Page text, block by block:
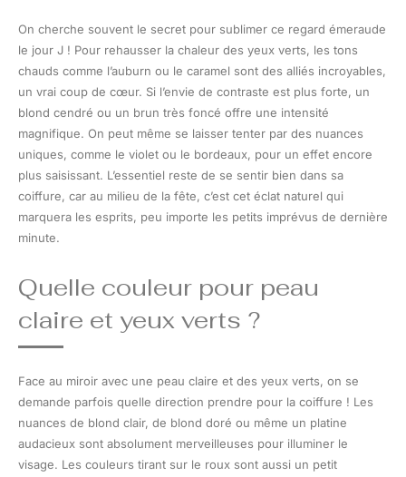
On cherche souvent le secret pour sublimer ce regard émeraude
le jour J ! Pour rehausser la chaleur des yeux verts, les tons
chauds comme l’auburn ou le caramel sont des alliés incroyables,
un vrai coup de cœur. Si l’envie de contraste est plus forte, un
blond cendré ou un brun très foncé offre une intensité
magnifique. On peut même se laisser tenter par des nuances
uniques, comme le violet ou le bordeaux, pour un effet encore
plus saisissant. L’essentiel reste de se sentir bien dans sa
coiffure, car au milieu de la fête, c’est cet éclat naturel qui
marquera les esprits, peu importe les petits imprévus de dernière
minute.
Quelle couleur pour peau
claire et yeux verts ?
Face au miroir avec une peau claire et des yeux verts, on se
demande parfois quelle direction prendre pour la coiffure ! Les
nuances de blond clair, de blond doré ou même un platine
audacieux sont absolument merveilleuses pour illuminer le
visage. Les couleurs tirant sur le roux sont aussi un petit